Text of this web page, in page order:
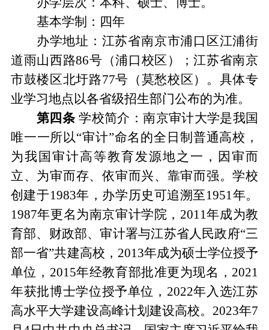
基本学制：四年
办学地址 ： 江苏省南京市浦口区江浦街
道雨山西路86号 （浦口校区 ）； 江苏省南京
市鼓楼区北圩路77号 （莫愁校区） 。 具体专
业学习地点以各省级招生部门公布的为准。
第四条 学校简介：南京审计大学是我国
唯一一所以“审计”命名的全日制普通高校，
为我国审计高等教育发源地之一，因审而
立、为审而存、依审而兴、靠审而强。学校
创建于1983年，办学历史可追溯至1951年。
1987年更名为南京审计学院 ， 2011年成为教
育部、财政部、审计署与江苏省人民政府“三
部一省”共建高校 ， 2013年成为硕士学位授予
单位， 2015年经教育部批准更为现名 ， 2021
年获批博士学位授予单位， 2022年入选江苏
高水平大学建设高峰计划建设高校。 2023年7